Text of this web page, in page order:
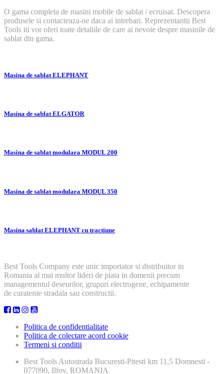
O gama completa de masini mobile de sablat / ecruisat. Descopera
produsele si contacteaza-ne daca ai intrebari. Reprezentantii Best
Tools iti vor oferi toate detaliile de care ai nevoie despre masinile de
sablat din gama.
Masina de sablat ELEPHANT
Masina de sablat ELGATOR
Masina de sablat modulara MODUL 200
Masina de sablat modulara MODUL 350
Masina sablat ELEPHANT cu tractiune
Best Tools Company este unic importator si distribuitor in
Romania al mai multor lideri de piata in domenii precum
managementul deseurilor, grupuri electrogene, echipamente
de curatenie stradala sau constructii.
Politica de confidentialitate
Politica de colectare acord cookie
Termeni si conditii
Best Tools Autostrada Bucuresti-Pitesti km 11,5 Domnesti -
077090, Ilfov, ROMANIA